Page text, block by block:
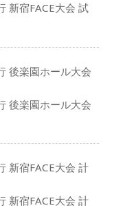
新宿FACE大会 試
後楽園ホール大会
後楽園ホール大会
新宿FACE大会 計
新宿FACE大会 計